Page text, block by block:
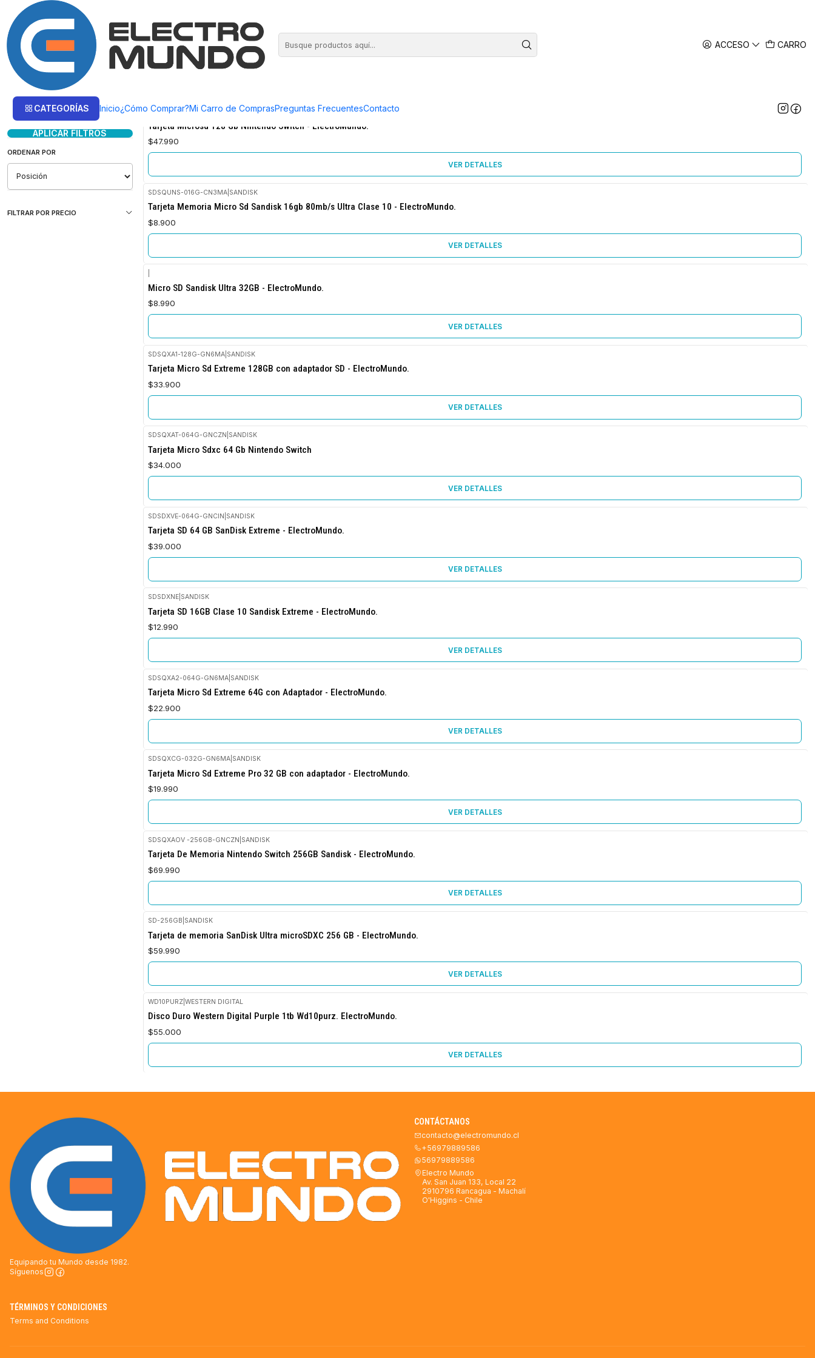
ACCESO CARRO
CATEGORÍAS Inicio¿Cómo Comprar?Mi Carro de ComprasPreguntas FrecuentesContacto
Inicio Productos COMPUTACIÓN Almacenamiento
Almacenamiento
Filtrar Productos
1-12 de 12 productos
APLICAR FILTROS
ORDENAR POR
FILTRAR POR PRECIO
SDSQXAO-128G-GNCZN|SANDISK
Tarjeta Microsd 128 Gb Nintendo Switch - ElectroMundo.
$47.990
VER DETALLES
No disponible
SDSQUNS-016G-CN3MA SANDISK
Tarjeta Memoria Micro Sd Sandisk 16gb 80mb/s Ultra Clase 10 - ElectroMundo.
$8.900
VER DETALLES
Micro SD Sandisk Ultra 32GB - ElectroMundo.
$8.990
VER DETALLES
No disponible
SDSQXA1-128G-GN6MA SANDISK
Tarjeta Micro Sd Extreme 128GB con adaptador SD - ElectroMundo.
$33.900
VER DETALLES
SDSQXAT-064G-GNCZN SANDISK
Tarjeta Micro Sdxc 64 Gb Nintendo Switch
$34.000
VER DETALLES
No disponible
SDSDXVE-064G-GNCIN SANDISK
Tarjeta SD 64 GB SanDisk Extreme - ElectroMundo.
$39.000
VER DETALLES
SDSDXNE SANDISK
Tarjeta SD 16GB Clase 10 Sandisk Extreme - ElectroMundo.
$12.990
VER DETALLES
No disponible
SDSQXA2-064G-GN6MA SANDISK
Tarjeta Micro Sd Extreme 64G con Adaptador - ElectroMundo.
$22.900
VER DETALLES
SDSQXCG-032G-GN6MA SANDISK
Tarjeta Micro Sd Extreme Pro 32 GB con adaptador - ElectroMundo.
$19.990
VER DETALLES
No disponible
SDSQXAOV -256GB-GNCZN SANDISK
Tarjeta De Memoria Nintendo Switch 256GB Sandisk - ElectroMundo.
$69.990
VER DETALLES
SD-256GB SANDISK
Tarjeta de memoria SanDisk Ultra microSDXC 256 GB - ElectroMundo.
$59.990
VER DETALLES
Agotado
WD10PURZ |WESTERN DIGITAL
Disco Duro Western Digital Purple 1tb Wd10purz. ElectroMundo.
$55.000
VER DETALLES
Equipando tu Mundo desde 1982.
Síguenos
CONTÁCTANOS
contacto@electromundo.cl
+56979889586
56979889586
Electro Mundo
Av. San Juan 133, Local 22
2910796 Rancagua - Machalí
O'Higgins - Chile
TÉRMINOS Y CONDICIONES
Terms and Conditions